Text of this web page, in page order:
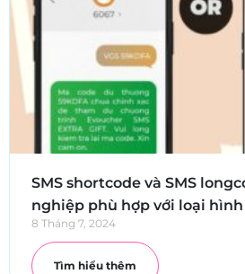
SMS shortcode và SMS
nghiệp phù hợp với loại hình
8 Tháng 7, 2024
Tìm hiểu thêm